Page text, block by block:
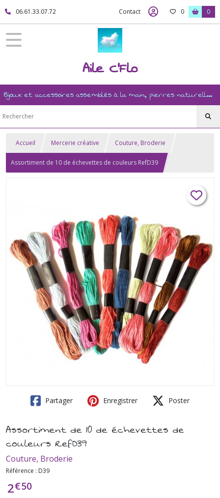
06.61.33.07.72 Contact 0 0
Aile C'Flo
Bijoux et accessoires assemblés à la main, pierres naturelles, ésotérisme, revente, et mercerie créative
Accueil Mercerie créative Couture, Broderie
Assortiment de 10 de échevettes de couleurs RefD39
Partager Enregistrer Poster
Assortiment de 10 de échevettes de
couleurs RefD39
Couture, Broderie
Référence : D39
2€50